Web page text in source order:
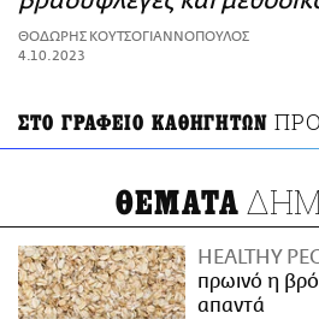
ΑΜΠΑ
PRINT
ΘΟΔΩΡΗΣ ΚΟΥΤΣΟΓΙΑΝΝΟΠΟΥΛΟΣ
4.10.2023
ΣΤΟ ΓΡΑΦΕΙΟ ΚΑΘΗΓΗΤΩΝ
ΘΕΜΑΤΑ
HEALTHY
πρωινό η
απαντά